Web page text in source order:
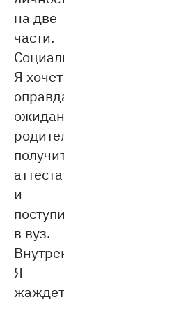
на две
части.
Социальное
Я хочет
оправдать
ожидания
родителей,
получить
аттестат
и
поступить
в вуз.
Внутреннее
Я
жаждет